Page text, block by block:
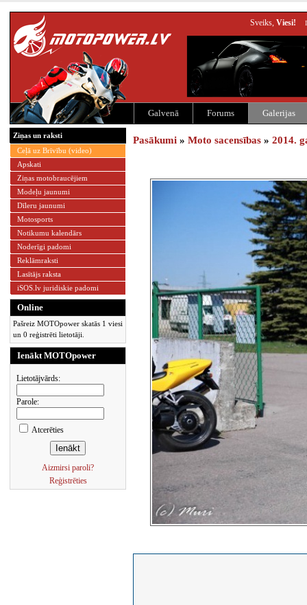
Sveiks, Viesi!
Galvenā Forums Galerijas
Ziņas un raksti
Ceļā uz Brīvību (video)
Apskati
Ziņas motobraucējiem
Modeļu jaunumi
Dīleru jaunumi
Motosports
Notikumu kalendārs
Noderīgi padomi
Reklāmraksti
Lasītājs raksta
iSOS.lv juridiskie padomi
Online
Pašreiz MOTOpower skatās 1 viesi
un 0 reģistrēti lietotāji.
Ienākt MOTOpower
Lietotājvārds:
Parole:
Atcerēties
Aizmirsi paroli?
Reģistrēties
Pasākumi » Moto sacensības » 2014.